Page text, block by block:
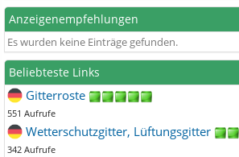
Anzeigenempfehlungen
Es wurden keine Einträge gefunden.
Beliebteste Links
Gitterroste
551 Aufrufe
Wetterschutzgitter, Lüftungsgitter
342 Aufrufe